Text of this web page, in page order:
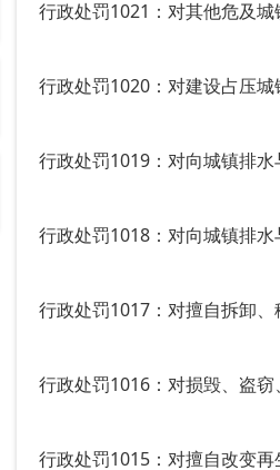
行政处罚1021：对其他危及
行政处罚1017：对擅自拆卸
行政处罚1016：对损毁、盗